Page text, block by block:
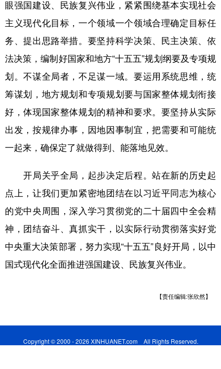
眼强国建设、民族复兴伟业，紧紧围绕基本实现社会
主义现代化目标，一个领域一个领域合理确定目标任
务、提出思路举措。要坚持科学决策、民主决策、依
法决策，编制好国家和地方“十五五”规划纲要及专项规
划。不谋全局者，不足谋一域。要运用系统思维，统
筹谋划，地方规划和专项规划要与国家整体规划衔接
好，体现国家整体规划的精神和要求。要坚持从实际
出发，按规律办事，因地因事制宜，把需要和可能统
一起来，确保定了就做得到、能落地见效。
开局关乎全局，起步决定后程。站在新的历史起
点上，让我们更加紧密地团结在以习近平同志为核心
的党中央周围，深入学习贯彻党的二十届四中全会精
神，团结奋斗、真抓实干，以实际行动贯彻落实好党
中央重大决策部署，努力实现“十五五”良好开局，以中
国式现代化全面推进强国建设、民族复兴伟业。
【责任编辑:张欣然】
Copyright © 2000 - 2026 XINHUANET.com All Rights Reserved.